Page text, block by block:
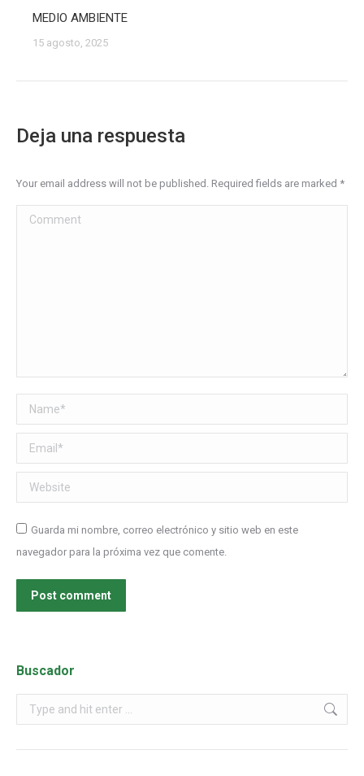
MEDIO AMBIENTE
15 agosto, 2025
Deja una respuesta
Your email address will not be published. Required fields are marked *
Comment
Name *
Email *
Website
Guarda mi nombre, correo electrónico y sitio web en este
navegador para la próxima vez que comente.
Post comment
Buscador